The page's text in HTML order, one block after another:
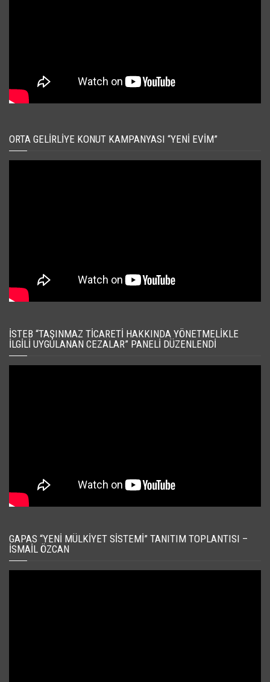
ORTA GELIRLIYE KONUT KAMPANYASI “YENI EVIM”
İSTEB “TAŞINMAZ TICARETI HAKKINDA YÖNETMELIKLE
İLGILI UYGULANAN CEZALAR” PANELI DÜZENLENDI
GAPAS “YENI MÜLKIYET SISTEMI” TANITIM TOPLANTISI –
İSMAIL ÖZCAN